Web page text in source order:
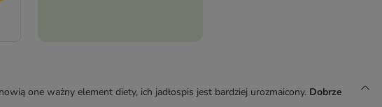
one ważny element diety, ich jadłospis jest bardziej urozmaicony. Dobrze